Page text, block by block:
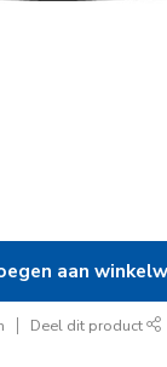
aan
Deel dit product